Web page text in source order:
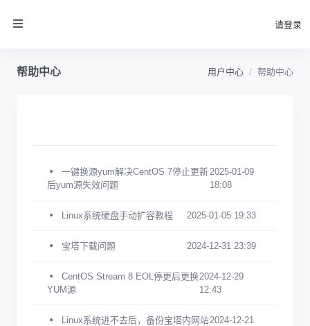
请登录
帮助中心 用户中心 帮助中心
一键换源yum解决CentOS 7停止更新
后yum源失效问题
2025-01-09
18:08
Linux系统硬盘手动扩容教程 2025-01-05 19:33
宝塔下载问题 2024-12-31 23:39
CentOS Stream 8 EOL停更后更换
YUM源
2024-12-29
12:43
Linux系统进不去后，备份宝塔内网站2024-12-21